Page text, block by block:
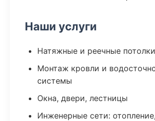
Наши услуги
Натяжные и реечные потолки
Монтаж кровли и
системы
Окна, двери, лестницы
Инженерные сети: